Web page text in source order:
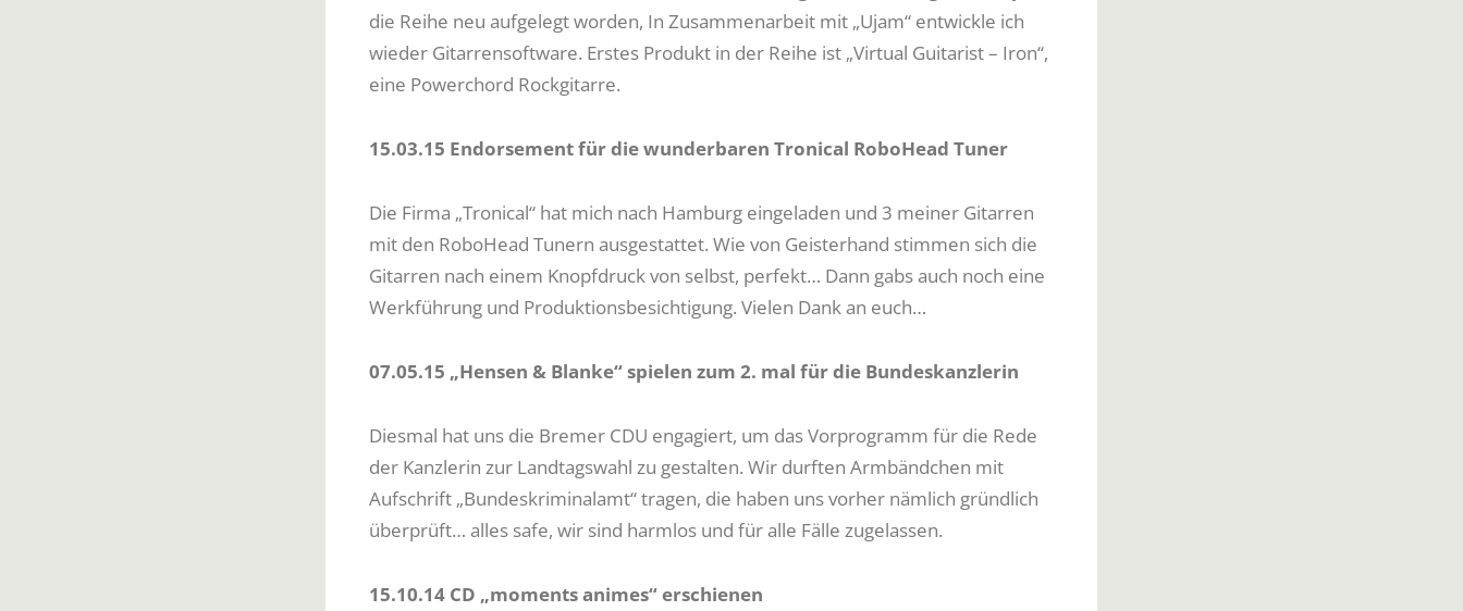
die Reihe neu aufgelegt worden, In Zusammenarbeit mit „Ujam“ entwickle ich
wieder Gitarrensoftware. Erstes Produkt in der Reihe ist „Virtual Guitarist – Iron“,
eine Powerchord Rockgitarre.
15.03.15 Endorsement für die wunderbaren Tronical RoboHead Tuner
Die Firma „Tronical“ hat mich nach Hamburg eingeladen und 3 meiner Gitarren
mit den RoboHead Tunern ausgestattet. Wie von Geisterhand stimmen sich die
Gitarren nach einem Knopfdruck von selbst, perfekt… Dann gabs auch noch eine
Werkführung und Produktionsbesichtigung. Vielen Dank an euch…
07.05.15 „Hensen & Blanke“ spielen zum 2. mal für die Bundeskanzlerin
Diesmal hat uns die Bremer CDU engagiert, um das Vorprogramm für die Rede
der Kanzlerin zur Landtagswahl zu gestalten. Wir durften Armbändchen mit
Aufschrift „Bundeskriminalamt“ tragen, die haben uns vorher nämlich gründlich
überprüft… alles safe, wir sind harmlos und für alle Fälle zugelassen.
15.10.14 CD „moments animes“ erschienen